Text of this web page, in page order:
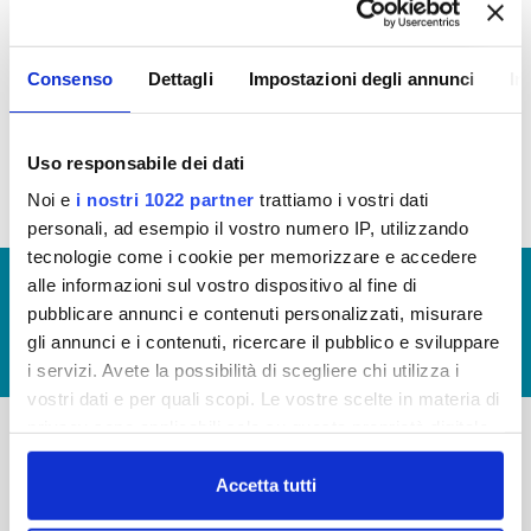
Consenso Dettagli Impostazioni degli annunci
Uso responsabile dei dati
Noi e i nostri 1022 partner trattiamo i vostri dati
personali, ad esempio il vostro numero IP, utilizzando
tecnologie come i cookie per memorizzare e accedere
alle informazioni sul vostro dispositivo al fine di
pubblicare annunci e contenuti personalizzati, misurare
gli annunci e i contenuti, ricercare il pubblico e sviluppare
i servizi. Avete la possibilità di scegliere chi utilizza i
vostri dati e per quali scopi. Le vostre scelte in materia di
in cui avete effettuato le vostre scelte. È possibile
modificare o revocare il proprio consenso in qualsiasi
momento dalla Dichiarazione sui cookie o facendo clic
Accetta tutti
OPERE PUBBLICHE
In questa sezione puoi trovare ilprogramma degli
interventi di Publiacqua 2020 - 2024(visualizza
© Copyright 2017 - 2026
GLOSSARIO
GIUDICA IL SERVIZIO
LAVORA CON NOI
Publiacqua S.p.A
-
FAQ